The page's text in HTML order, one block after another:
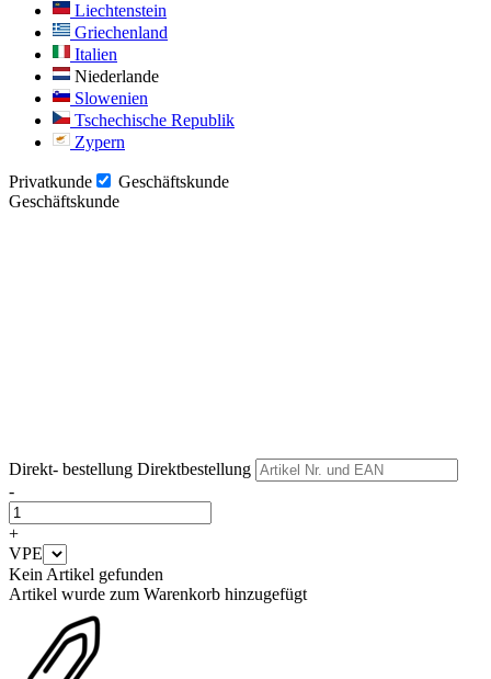
Liechtenstein
Griechenland
Italien
Niederlande
Slowenien
Tschechische Republik
Zypern
Privatkunde
Geschäftskunde
Geschäftskunde
Direkt- bestellung Direktbestellung
-
+
VPE
Kein Artikel gefunden
Artikel wurde zum Warenkorb hinzugefügt